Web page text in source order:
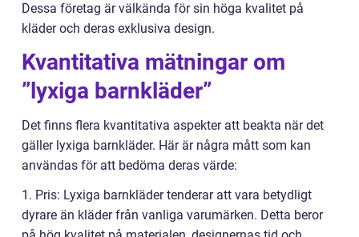
Dessa företag är välkända för sin höga kvalitet på
kläder och deras exklusiva design.
Kvantitativa mätningar om
”lyxiga barnkläder”
Det finns flera kvantitativa aspekter att beakta när det
gäller lyxiga barnkläder. Här är några mått som kan
användas för att bedöma deras värde:
1. Pris: Lyxiga barnkläder tenderar att vara betydligt
dyrare än kläder från vanliga varumärken. Detta beror